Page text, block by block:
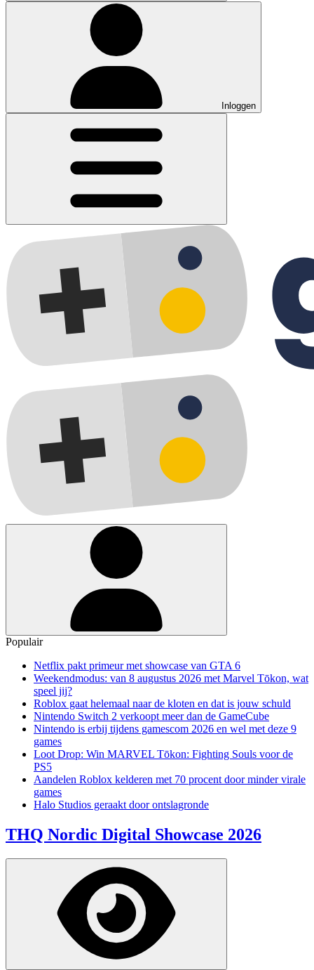
Inloggen
Populair
Netflix pakt primeur met showcase van GTA 6
Weekendmodus: van 8 augustus 2026 met Marvel Tōkon, wat
speel jij?
Roblox gaat helemaal naar de kloten en dat is jouw schuld
Nintendo Switch 2 verkoopt meer dan de GameCube
Nintendo is erbij tijdens gamescom 2026 en wel met deze 9
games
Loot Drop: Win MARVEL Tōkon: Fighting Souls voor de
PS5
Aandelen Roblox kelderen met 70 procent door minder virale
games
Halo Studios geraakt door ontslagronde
THQ Nordic Digital Showcase 2026